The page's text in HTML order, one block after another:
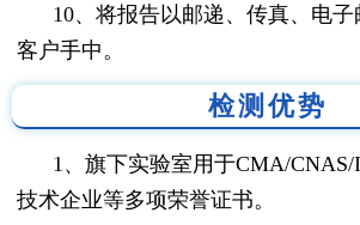
10、将报告以邮递、传真、电
客户手中。
检测优势
1、旗下实验室用于CMA/
技术企业等多项荣誉证书。